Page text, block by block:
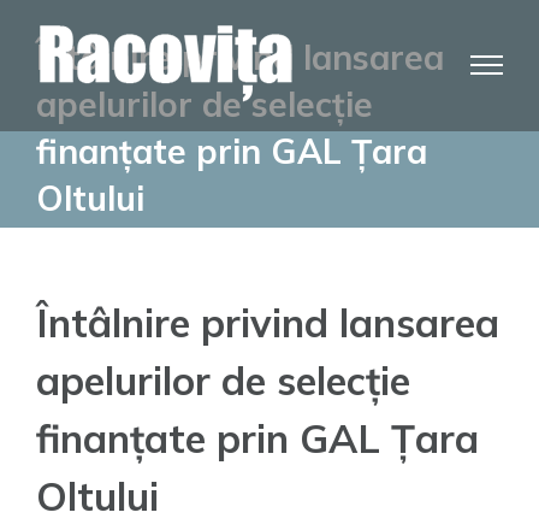
content
Întâlnire privind lansarea
apelurilor de selecție
finanțate prin GAL Țara
Oltului
Întâlnire privind lansarea
apelurilor de selecție
finanțate prin GAL Țara
Oltului